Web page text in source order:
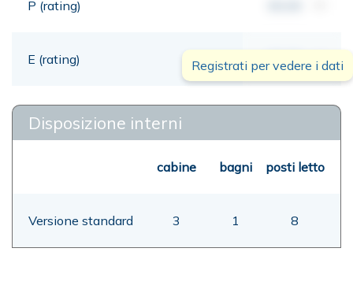
P (rating)
E (rating) 00,00 mt
Registrati per vedere i dati
Disposizione interni
cabine bagni posti letto
Versione standard 3 1 8